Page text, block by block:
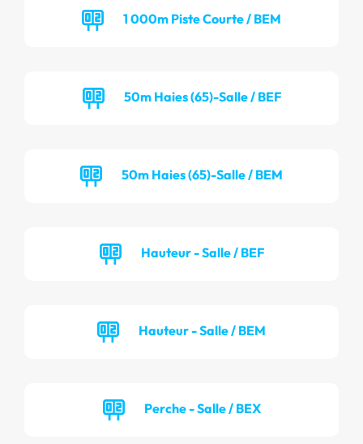
1 000m Piste Courte / BEM
50m Haies (65)-Salle / BEF
50m Haies (65)-Salle / BEM
Hauteur - Salle / BEF
Hauteur - Salle / BEM
Perche - Salle / BEX